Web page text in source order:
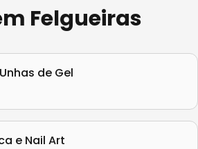
Felgueiras
de Gel
e Nail Art